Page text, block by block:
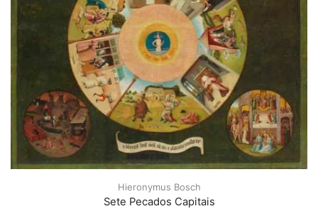
Hieronymus Bosch
Sete Pecados Capitais